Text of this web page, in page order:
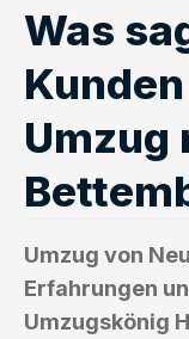
Was
Umzug
Umzug von
Erfahrungen
Umzugskönig